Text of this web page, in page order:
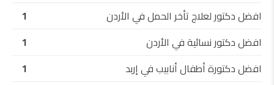
افضل دكتور لعلاج تأخر الحمل في الأردن
1
افضل دكتور نسائية في الأردن
1
افضل دكتورة أطفال أنابيب في إربد
1